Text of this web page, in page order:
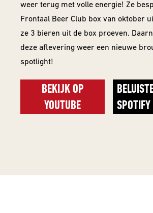
weer terug met volle energie! Ze
Frontaal Beer Club box van oktober
ze 3 bieren uit de box proeven.
deze aflevering weer een nieuwe
spotlight!
BEKIJK OP
YOUTUBE
SPOTIFY